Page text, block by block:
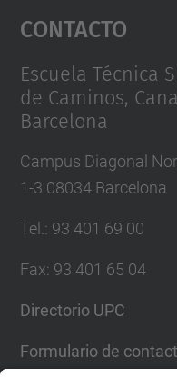
powered by
Contacto
Escuela Técnica
de Caminos,
Barcelona
Campus Diagonal
1-3 08034 Barcelona
Tel. : 93 401 69 00
Fax: 93 401 65 04
Directorio UPC
Formulario de